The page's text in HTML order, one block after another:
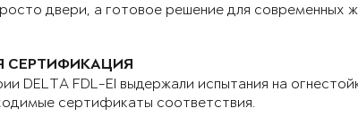
двери, а готовое решение для
СЕРТИФИКАЦИЯ
DELTA FDL-EI выдержали испытания на
сертификаты соответствия.